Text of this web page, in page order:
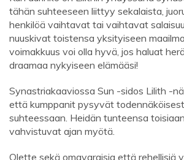
tähän suhteeseen liittyy sekalaista,
henkilöä vaihtavat tai vaihtavat
nuuskivat toistensa yksityiseen
voimakkuus voi olla hyvä, jos haluat
draamaa nykyiseen elämääsi!
Synastriakaaviossa Sun -sidos Lilith -
että kumppanit pysyvät
suhteessaan. Heidän tunteensa
vahvistuvat ajan myötä.
Olette sekä omavaraisia ​​että rehellisiä